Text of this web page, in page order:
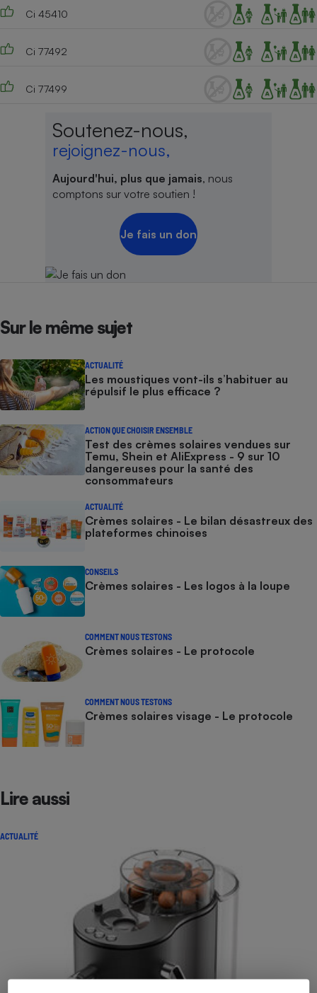
Ci 45410
Ci 77492
Ci 77499
Soutenez-nous,
rejoignez-nous,
Aujourd'hui, plus que jamais, nous
comptons sur votre soutien !
Je fais un don
Sur le même sujet
ACTUALITÉ
Les moustiques vont-ils s’habituer au
répulsif le plus efficace ?
ACTION QUE CHOISIR ENSEMBLE
Test des crèmes solaires vendues sur
Temu, Shein et AliExpress - 9 sur 10
dangereuses pour la santé des
consommateurs
ACTUALITÉ
Crèmes solaires - Le bilan désastreux des
plateformes chinoises
CONSEILS
Crèmes solaires - Les logos à la loupe
COMMENT NOUS TESTONS
Crèmes solaires - Le protocole
COMMENT NOUS TESTONS
Crèmes solaires visage - Le protocole
Lire aussi
ACTUALITÉ